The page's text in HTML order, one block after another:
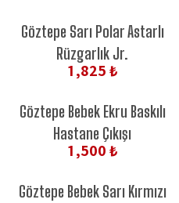
Göztepe Sarı Polar Astarlı
Rüzgarlık Jr.
1,825 ₺
Göztepe Bebek Ekru Baskılı
Hastane Çıkışı
1,500 ₺
Göztepe Bebek Sarı Kırmızı